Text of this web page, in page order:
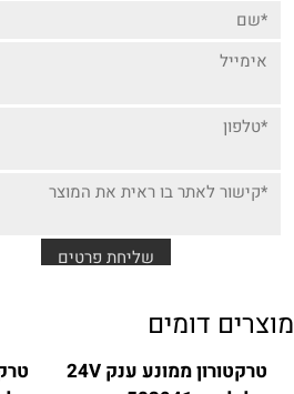
מוצרים דומים
טרקטורון ממונע ענק 24V